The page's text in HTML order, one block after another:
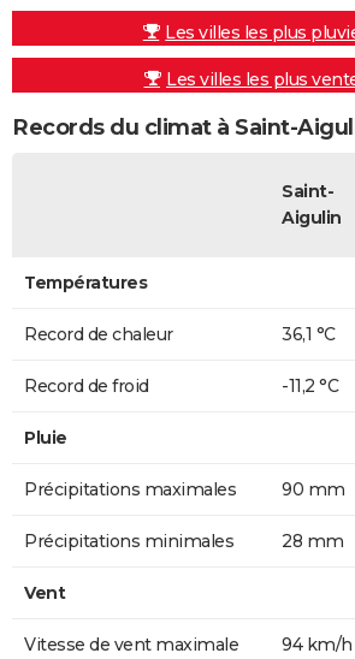
Les villes les plus
Les villes les plus
Records du climat à Saint-
Saint-
Aigulin
Températures
Record de chaleur 36,1 °C
Record de froid -11,2 °C
Pluie
Précipitations maximales 90 mm
Précipitations minimales 28 mm
Vent
Vitesse de vent maximale 94 km/h